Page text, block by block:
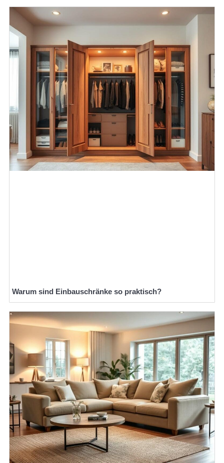
Warum sind Einbauschränke so praktisch?